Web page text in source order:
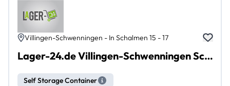
Villingen-Schwenningen - In Schalmen 15 - 17
Lager-24.de Villingen-Schwenningen Schwenningen
Self Storage Container